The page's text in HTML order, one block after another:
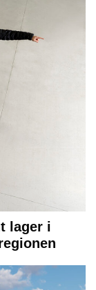
lager i